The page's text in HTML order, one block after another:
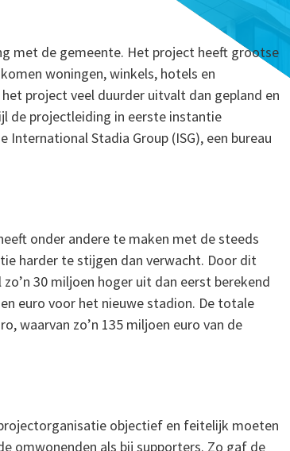
met de gemeente. Het project heeft grootse
woningen, winkels, hotels en
project veel duurder uitvalt dan gepland en
de projectleiding in eerste instantie
Stadia Group (ISG), een bureau
onder andere te maken met de steeds
harder te stijgen dan verwacht. Door dit
30 miljoen hoger uit dan eerst berekend
euro voor het nieuwe stadion. De totale
waarvan zo’n 135 miljoen euro van de
objectief en feitelijk moeten
omwonenden als bij supporters. Zo gaf de